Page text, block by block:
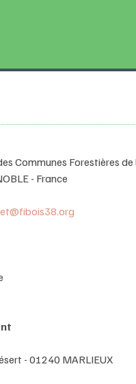
Communes Forestières de
- France
- 01240 MARLIEUX